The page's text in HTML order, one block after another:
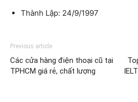
Thành Lập: 24/9/1997
Previous article
Các cửa hàng điện thoại cũ tại
TPHCM giá rẻ, chất lượng